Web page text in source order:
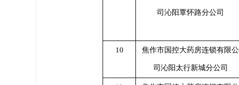
司沁阳覃怀路分公司
10 焦作市国控大药房连锁有限公
司沁阳太行新城分公司